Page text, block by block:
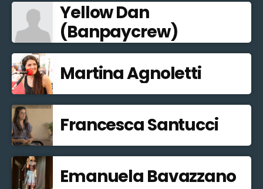
Yellow Dan
(Banpaycrew)
Martina Agnoletti
Francesca Santucci
Emanuela Bavazzano